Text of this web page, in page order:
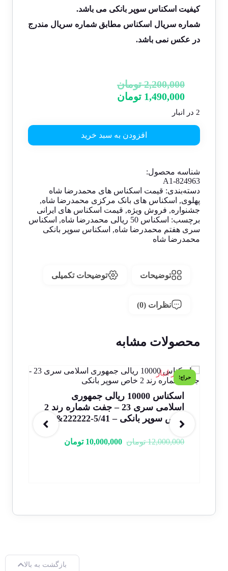
کیفیت اسکناس سوپر بانکی می باشد.
شماره سریال اسکناس مطابق شماره سریال مندرج
در عکس نمی باشد.
2,200,000 تومان
1,490,000 تومان
2 در انبار
افزودن به سبد خرید
شناسه محصول:
A1-824963
دسته‌بندی: قیمت اسکناس های محمدرضا شاه
پهلوی, اسکناس های بانک مرکزی محمدرضا شاه,
جشنواره, فروش ویژه, قیمت اسکناس های ایرانی
برچسب: اسکناس 50 ریالی محمدرضا شاه , اسکناس
سری هفتم محمدرضا شاه, اسکناس سوپر بانکی
محمدرضا شاه
توضیحات توضیحات تکمیلی
نظرات (0)
محصولات مشابه
حراج!
اسکناس 10000 ریالی جمهوری
اسلامی سری 23 – جفت شماره رند 2
خاص سوپر بانکی – 5/41-222222&3
12,000,000 تومان 10,000,000 تومان
بازگشت به بالا